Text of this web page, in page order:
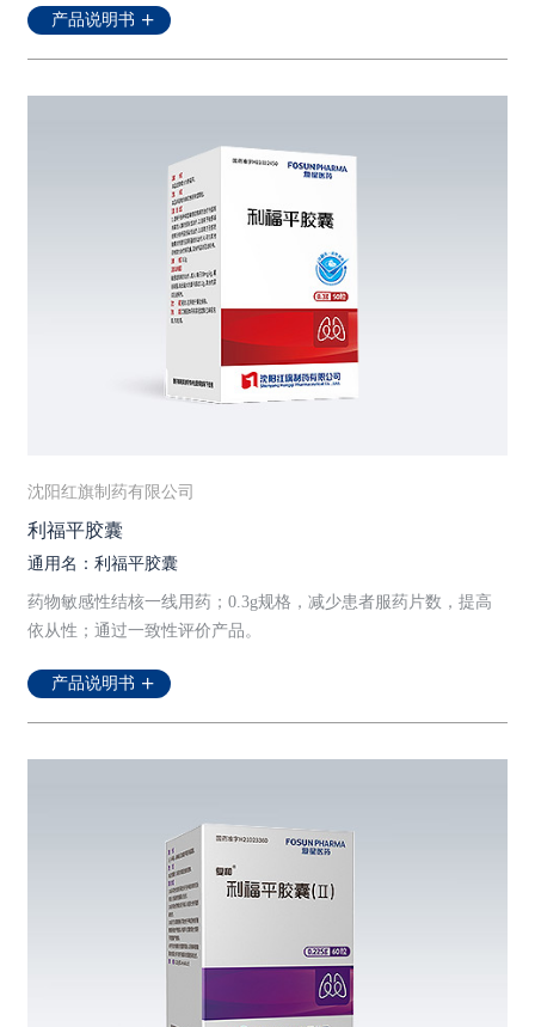
产品说明书
沈阳红旗制药有限公司
利福平胶囊
通用名：利福平胶囊
药物敏感性结核一线用药；0.3g规格，减少患者服药片数，提高
依从性；通过一致性评价产品。
产品说明书